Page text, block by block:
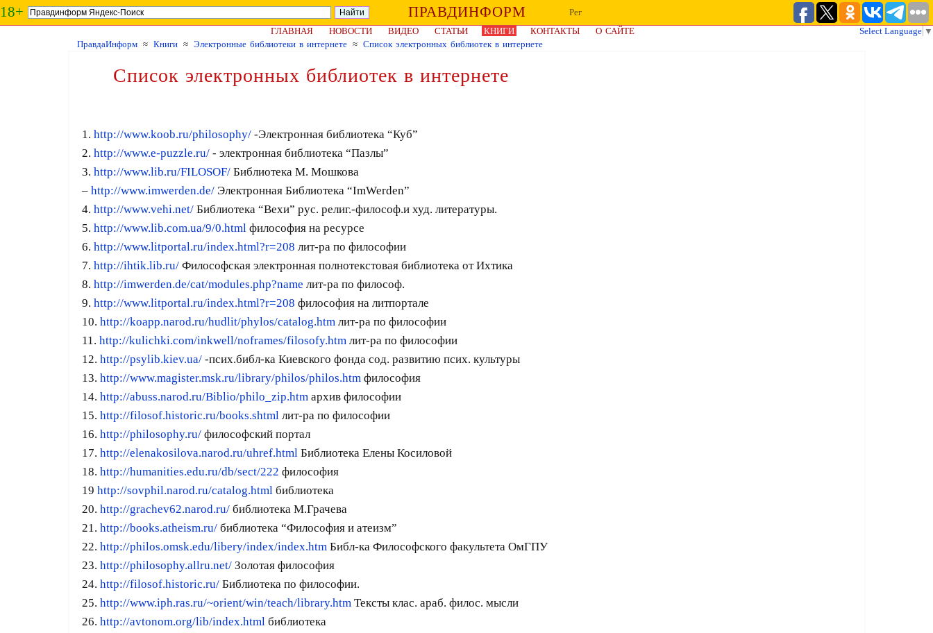
18+ ПРАВДИНФОРМ
Рег
ГЛАВНАЯ
НОВОСТИ ВИДЕО СТАТЬИ КНИГИ КОНТАКТЫ О САЙТЕ Select Language ▼
ПравдаИнформ ≈ Книги ≈ Электронные библиотеки в интернете ≈ Список электронных библиотек в интернете
Список электронных библиотек в интернете
1. http://www.koob.ru/philosophy/ -Электронная библиотека “Куб”
2. http://www.e-puzzle.ru/ - электронная библиотека “Пазлы”
3. http://www.lib.ru/FILOSOF/ Библиотека М. Мошкова
– http://www.imwerden.de/ Электронная Библиотека “ImWerden”
4. http://www.vehi.net/ Библиотека “Вехи” рус. религ.-философ.и худ. литературы.
5. http://www.lib.com.ua/9/0.html философия на ресурсе
6. http://www.litportal.ru/index.html?r=208 лит-ра по философии
7. http://ihtik.lib.ru/ Философская электронная полнотекстовая библиотека от Ихтика
8. http://imwerden.de/cat/modules.php?name лит-ра по философ.
9. http://www.litportal.ru/index.html?r=208 философия на литпортале
10. http://koapp.narod.ru/hudlit/phylos/catalog.htm лит-ра по философии
11. http://kulichki.com/inkwell/noframes/filosofy.htm лит-ра по философии
12. http://psylib.kiev.ua/ -псих.библ-ка Киевского фонда сод. развитию псих. культуры
13. http://www.magister.msk.ru/library/philos/philos.htm философия
14. http://abuss.narod.ru/Biblio/philo_zip.htm архив философии
15. http://filosof.historic.ru/books.shtml лит-ра по философии
16. http://philosophy.ru/ философский портал
17. http://elenakosilova.narod.ru/uhref.html Библиотека Елены Косиловой
18. http://humanities.edu.ru/db/sect/222 философия
19 http://sovphil.narod.ru/catalog.html библиотека
20. http://grachev62.narod.ru/ библиотека М.Грачева
21. http://books.atheism.ru/ библиотека “Философия и атеизм”
22. http://philos.omsk.edu/libery/index/index.htm Библ-ка Философского факультета ОмГПУ
23. http://philosophy.allru.net/ Золотая философия
24. http://filosof.historic.ru/ Библиотека по философии.
25. http://www.iph.ras.ru/~orient/win/teach/library.htm Тексты клас. араб. филос. мысли
26. http://avtonom.org/lib/index.html библиотека